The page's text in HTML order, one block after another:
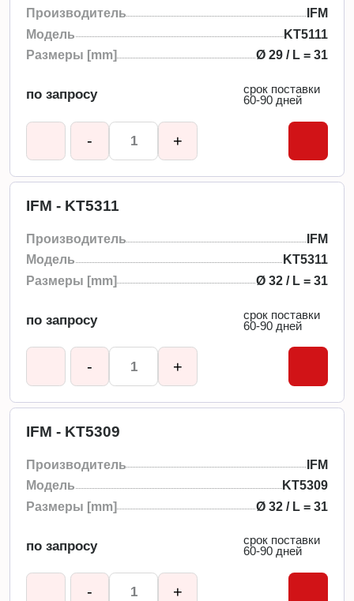
Производитель
IFM
Модель
KT5111
Размеры [mm]
Ø 29 / L = 31
по запросу
срок поставки
60-90 дней
- +
IFM - KT5311
Производитель
IFM
Модель
KT5311
Размеры [mm]
Ø 32 / L = 31
по запросу
срок поставки
60-90 дней
- +
IFM - KT5309
Производитель
IFM
Модель
KT5309
Размеры [mm]
Ø 32 / L = 31
по запросу
срок поставки
60-90 дней
- +